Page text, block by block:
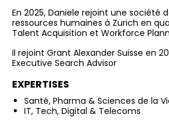
En 2025, Daniele rejoint une société
ressources humaines à Zurich en
Talent Acquisition et Workforce
Il rejoint Grant Alexander Suisse en
Executive Search Advisor
EXPERTISES
Santé, Pharma & Sciences de la
IT, Tech, Digital & Telecoms